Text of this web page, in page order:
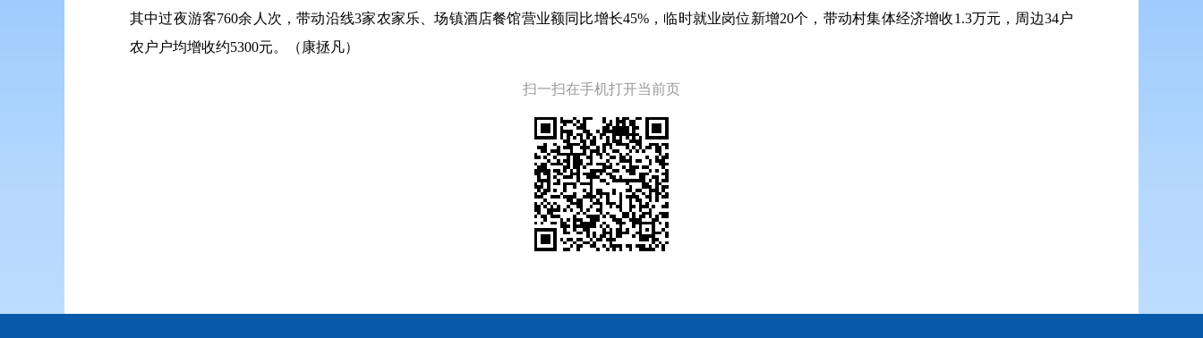
其中过夜游客760余人次，带动沿线3家农家乐、场镇酒店餐馆营业额同比增长45%，临时就业岗位新增20个，带动村集体经济增收1.3万元，周边34户
农户户均增收约5300元。（康拯凡）
扫一扫在手机打开当前页